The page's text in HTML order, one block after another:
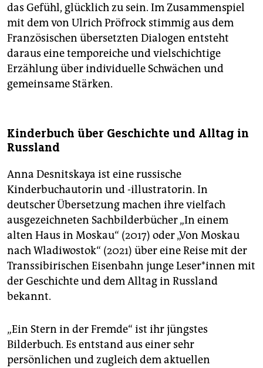
das Gefühl, glücklich zu sein. Im Zusammenspiel
mit dem von Ulrich Pröfrock stimmig aus dem
Französischen übersetzten Dia­logen entsteht
daraus eine temporeiche und vielschichtige
Erzählung über individuelle Schwächen und
gemeinsame Stärken.
Kinderbuch über Geschichte und Alltag in
Russland
Anna Desnitskaya ist eine russische
Kinderbuchautorin und -illustratorin. In
deutscher Übersetzung machen ihre vielfach
ausgezeichneten Sachbilderbücher „In einem
alten Haus in Moskau“ (2017) oder „Von Moskau
nach Wladiwostok“ (2021) über eine Reise mit der
Transsibirischen Eisenbahn junge Le­se­r*in­nen mit
der Geschichte und dem Alltag in Russland
bekannt.
„Ein Stern in der Fremde“ ist ihr jüngstes
Bilderbuch. Es entstand aus einer sehr
persönlichen und zugleich dem aktuellen